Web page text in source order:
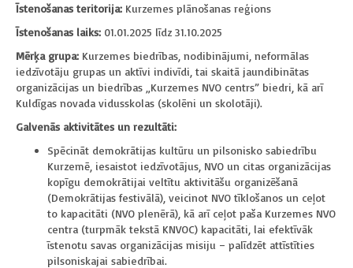
Īstenošanas teritorija: Kurzemes plānošanas reģions
Īstenošanas laiks: 01.01.2025 līdz 31.10.2025
Mērķa grupa: Kurzemes biedrības, nodibinājumi, neformālas
iedzīvotāju grupas un aktīvi indivīdi, tai skaitā jaundibinātas
organizācijas un biedrības „Kurzemes NVO centrs” biedri, kā arī
Kuldīgas novada vidusskolas (skolēni un skolotāji).
Galvenās aktivitātes un rezultāti:
Spēcināt demokrātijas kultūru un pilsonisko sabiedrību
Kurzemē, iesaistot iedzīvotājus, NVO un citas organizācijas
kopīgu demokrātijai veltītu aktivitāšu organizēšanā
(Demokrātijas festivālā), veicinot NVO tīklošanos un ceļot
to kapacitāti (NVO plenērā), kā arī ceļot paša Kurzemes NVO
centra (turpmāk tekstā KNVOC) kapacitāti, lai efektīvāk
īstenotu savas organizācijas misiju – palīdzēt attīstīties
pilsoniskajai sabiedrībai.